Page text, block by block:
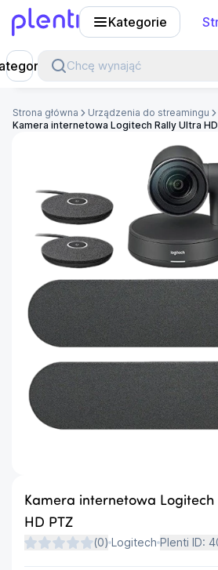
Kategorie
Chcę wynająć
Strona główna
Urządzenia do streamingu
Kamera internetowa Logitech Rally Ultra
Kamera internetowa Logitech
HD PTZ
(0) Logitech Plenti ID: